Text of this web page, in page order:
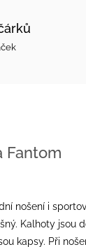
Fantom
nošení i
Kalhoty jsou
kapsy. Při